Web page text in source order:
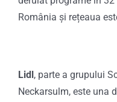
România și rețeaua
Lidl, parte a grupului
Neckarsulm, este una